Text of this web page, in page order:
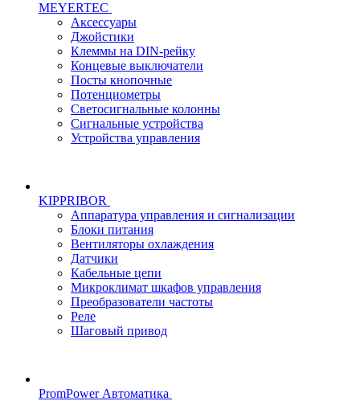
MEYERTEC
Аксессуары
Джойстики
Клеммы на DIN-рейку
Концевые выключатели
Посты кнопочные
Потенциометры
Светосигнальные колонны
Сигнальные устройства
Устройства управления
KIPPRIBOR
Аппаратура управления и сигнализации
Блоки питания
Вентиляторы охлаждения
Датчики
Кабельные цепи
Микроклимат шкафов управления
Преобразователи частоты
Реле
Шаговый привод
PromPower Автоматика